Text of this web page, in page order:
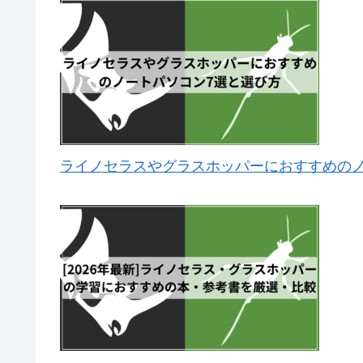
ライノセラスやグラスホッパーにおすすめの